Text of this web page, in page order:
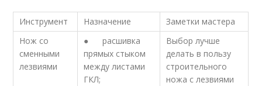
Инструмент Назначение
Заметки мастера
Нож со
сменными
лезвиями
● расшивка
прямых стыком
между листами
ГКЛ;
Выбор лучше
делать в пользу
строительного
ножа с лезвиями